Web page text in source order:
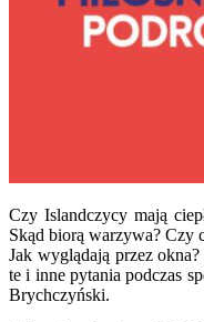
Czy Islandczycy mają
Skąd biorą warzywa? Czy
Jak wyglądają przez
te i inne pytania podczas
Brychczyński.